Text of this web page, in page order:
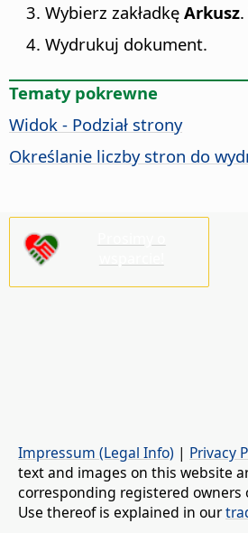
Wybierz zakładkę Arkusz
Wydrukuj dokument.
Tematy pokrewne
Widok - Podział strony
Określanie liczby stron do
Impressum (Legal Info) | Privacy
text and images on this website
corresponding registered owners
Use thereof is explained in our